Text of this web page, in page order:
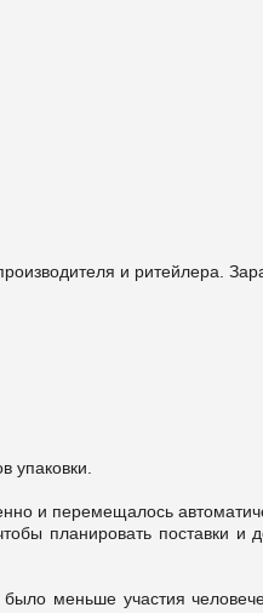
и ритейлера.
упаковки.
и перемещалось
планировать поставки и
меньше участия